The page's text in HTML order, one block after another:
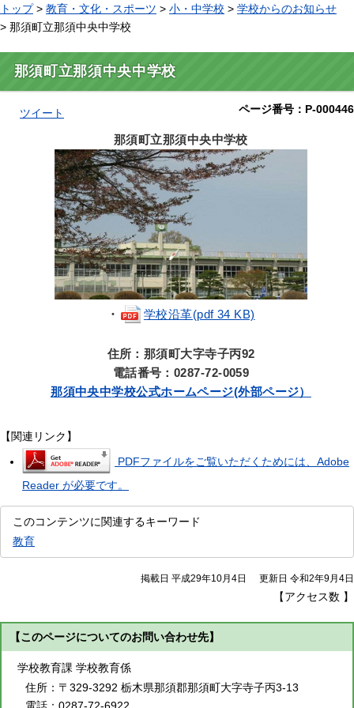
トップ> 教育・文化・スポーツ > 小・中学校 > 学校からのお知らせ
> 那須町立那須中央中学校
那須町立那須中央中学校
ページ番号：P-000446
ツイート
那須町立那須中央中学校
・ 学校沿革(pdf 34 KB)
住所：那須町大字寺子丙92
電話番号：0287-72-0059
那須中央中学校公式ホームページ(外部ページ）
【関連リンク】
PDFファイルをご覧いただくためには、Adobe
Reader が必要です。
このコンテンツに関連するキーワード
教育
掲載日 平成29年10月4日 更新日 令和2年9月4日
【アクセス数 】
【このページについてのお問い合わせ先】
学校教育課 学校教育係
住所： 〒329-3292 栃木県那須郡那須町大字寺子丙3-13